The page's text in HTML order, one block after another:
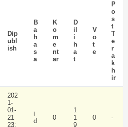
Dip
ubl
ish
B
a
h
a
s
a
K
o
m
e
nt
ar
D
il
i
h
a
t
V
o
t
e
P
o
s
t
T
e
r
a
k
h
ir
202
1-
01-
21
23:
i
d
0
1
1
9
0 -